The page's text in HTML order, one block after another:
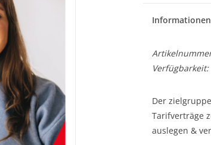
Informationen
Verfügbarkeit:
Der
Tarifverträge
auslegen &